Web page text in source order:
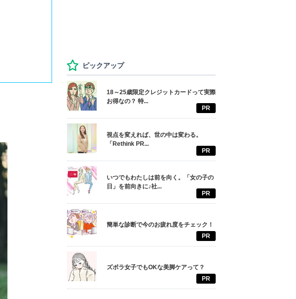
ピックアップ
18～25歳限定クレジットカードって実際
お得なの？ 特...
PR
視点を変えれば、世の中は変わる。
「Rethink PR...
PR
いつでもわたしは前を向く。「女の子の
日」を前向きに♪社...
PR
簡単な診断で今のお疲れ度をチェック！
PR
ズボラ女子でもOKな美脚ケアって？
PR